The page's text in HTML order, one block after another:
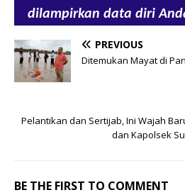
dilampirkan data diri
PREVIOUS
Ditemukan Mayat di
Pelantikan dan Sertijab, Ini Wajah
dan Kapolsek
BE THE FIRST TO COMMENT